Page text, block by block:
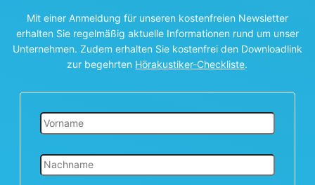
Mit einer Anmeldung für unseren kostenfreien Newsletter
erhalten Sie regelmäßig aktuelle Informationen rund um unser
Unternehmen. Zudem erhalten Sie kostenfrei den Downloadlink
zur begehrten Hörakustiker-Checkliste.